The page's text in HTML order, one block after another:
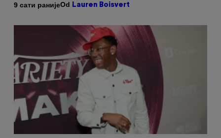
9 сати ранијеOd Lauren Boisvert